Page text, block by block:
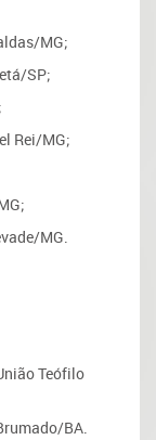
MG;
SP;
Rei/MG;
MG.
Teófilo
BA.